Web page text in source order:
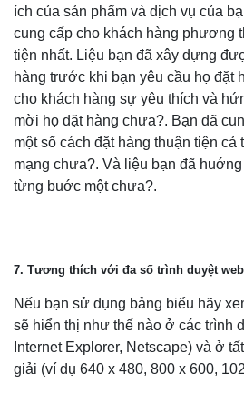
ích của sản phẩm và dịch vụ của
cung cấp cho khách hàng phương
tiện nhất. Liệu bạn đã xây dựng
hàng trước khi bạn yêu cầu họ đặt
cho khách hàng sự yêu thích và
mời họ đặt hàng chưa?. Bạn đã
một số cách đặt hàng thuận tiện cả
mạng chưa?. Và liệu bạn đã
từng buớc một chưa?.
7. Tương thích với đa số trình duyệt
Nếu bạn sử dụng bảng biểu hãy
sẽ hiển thị như thế nào ở các trình
Internet Explorer, Netscape) và ở
giải (ví dụ 640 x 480, 800 x 600,